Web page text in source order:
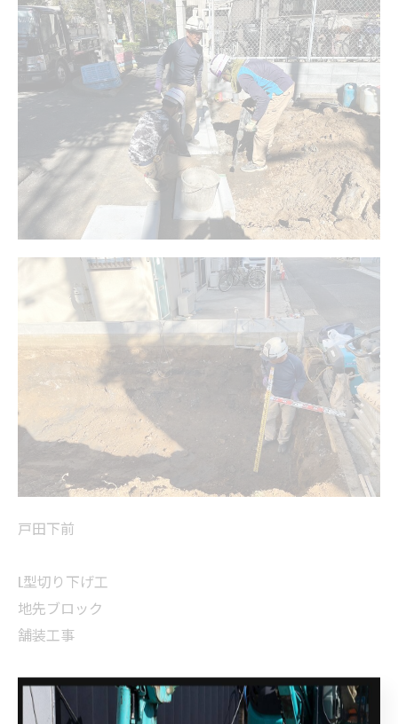
戸田下前
L型切り下げ工
地先ブロック
舗装工事